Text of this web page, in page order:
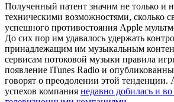
Полученный патент значим не только и
техническими возможностями, сколько
успешного противостояния Apple
До сих пор им удавалось удержать
принадлежащим им музыкальным
сервисам потоковой музыки правила
появление iTunes Radio и
говорят о преодолении этой
успехов компания недавно добилась и